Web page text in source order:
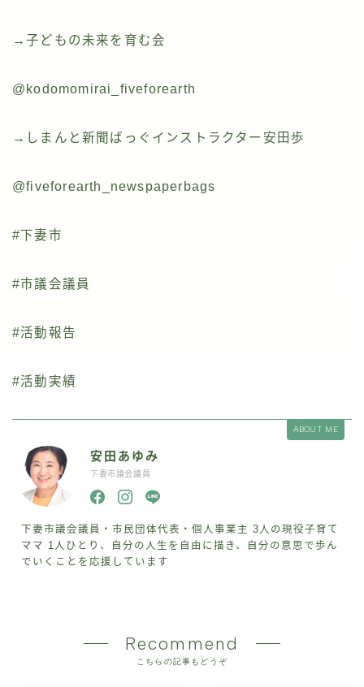
→子どもの未来を育む会
@kodomomirai_fiveforearth
→しまんと新聞ばっぐインストラクター安田歩
@fiveforearth_newspaperbags
#下妻市
#市議会議員
#活動報告
#活動実績
ABOUT ME
安田あゆみ
下妻市議会議員
下妻市議会議員・市民団体代表・個人事業主 3人の現役子育て
ママ 1人ひとり、自分の人生を自由に描き、自分の意思で歩ん
でいくことを応援しています
Recommend
こちらの記事もどうぞ